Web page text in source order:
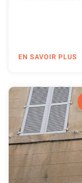
EN SAVOIR PLUS